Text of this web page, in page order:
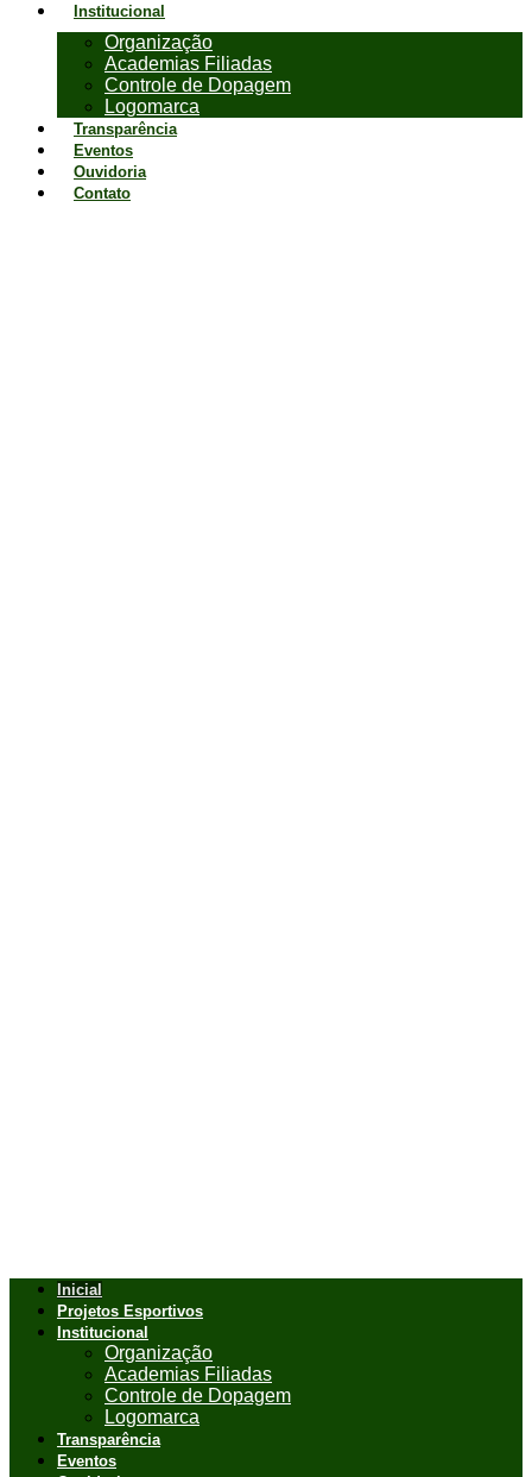
Institucional
Organização
Academias Filiadas
Controle de Dopagem
Logomarca
Transparência
Eventos
Ouvidoria
Contato
Inicial
Projetos Esportivos
Institucional
Organização
Academias Filiadas
Controle de Dopagem
Logomarca
Transparência
Eventos